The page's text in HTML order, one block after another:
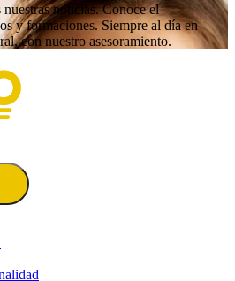
noticias. Conoce el
y formaciones. Siempre al día en
con nuestro asesoramiento.